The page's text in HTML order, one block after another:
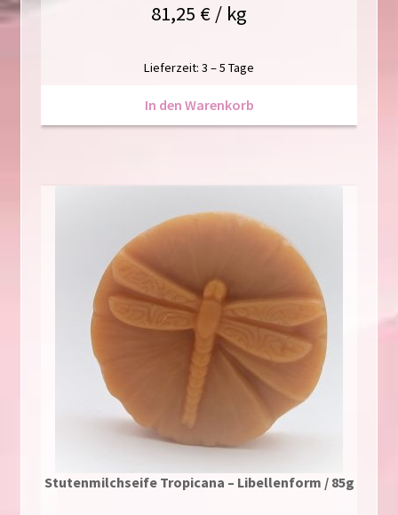
81,25 € / kg
Lieferzeit: 3 – 5 Tage
In den Warenkorb
Stutenmilchseife Tropicana – Libellenform / 85g